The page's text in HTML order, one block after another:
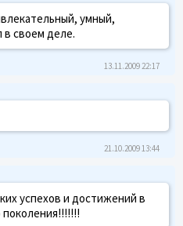
умный,
в своем деле.
13.11.2009 22:17
21.10.2009 13:44
успехов и достижений в